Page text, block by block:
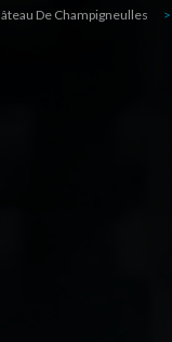
De Champigneulles >